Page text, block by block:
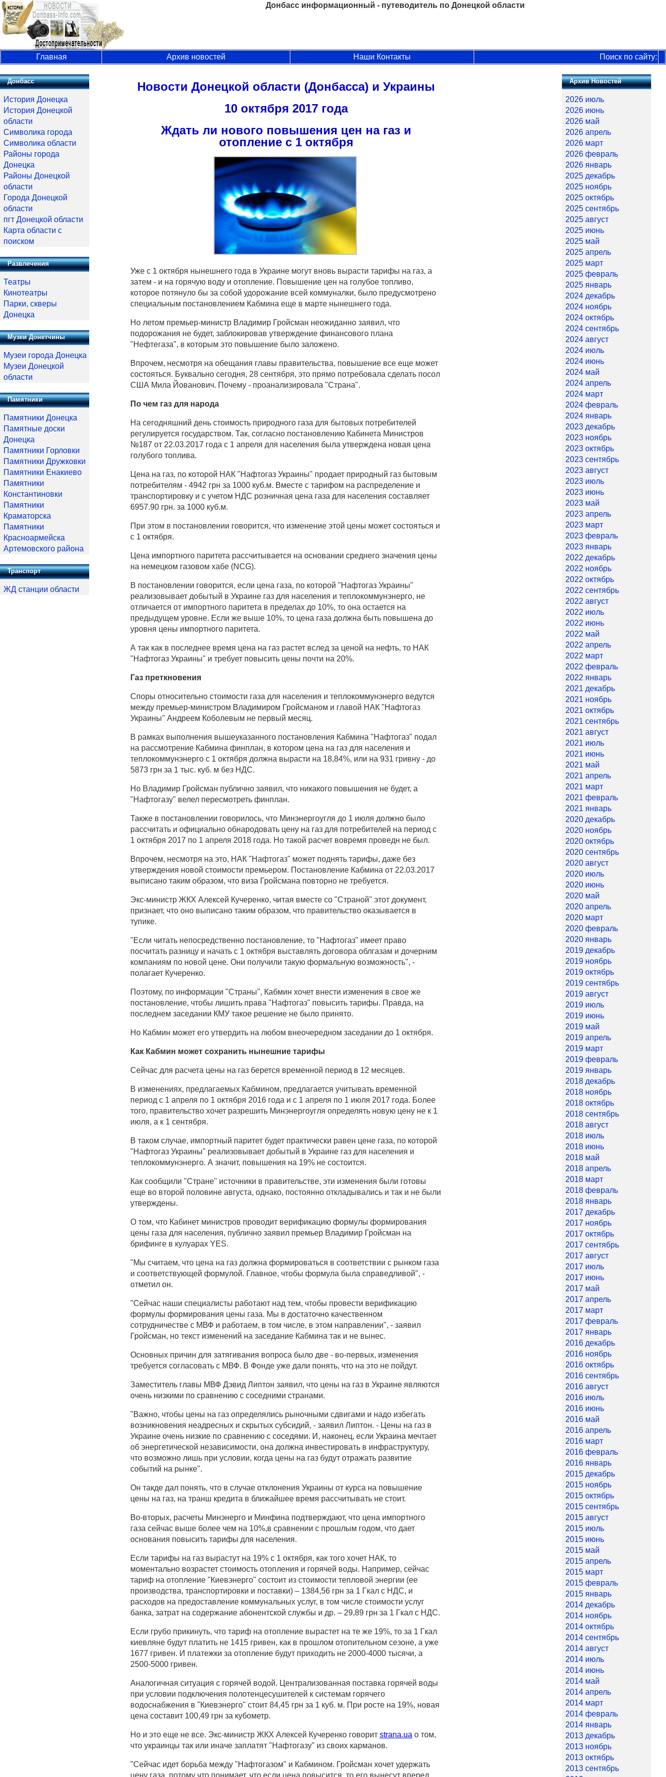
Донбасс информационный - путеводитель по Донецкой области
Главная Архив новостей Наши Контакты Поиск по сайту:
Новости Донецкой области (Донбасса) и Украины
10 октября 2017 года
Ждать ли нового повышения цен на газ и
отопление с 1 октября
Уже с 1 октября нынешнего года в Украине могут вновь вырасти тарифы на газ, а
затем - и на горячую воду и отопление. Повышение цен на голубое топливо,
которое потянуло бы за собой удорожание всей коммуналки, было предусмотрено
специальным постановлением Кабмина еще в марте нынешнего года.
Но летом премьер-министр Владимир Гройсман неожиданно заявил, что
подорожания не будет, заблокировав утверждение финансового плана
"Нефтегаза", в которым это повышение было заложено.
Впрочем, несмотря на обещания главы правительства, повышение все еще может
состояться. Буквально сегодня, 28 сентября, это прямо потребовала сделать посол
США Мила Йованович. Почему - проанализировала "Страна".
По чем газ для народа
На сегодняшний день стоимость природного газа для бытовых потребителей
регулируется государством. Так, согласно постановлению Кабинета Министров
№187 от 22.03.2017 года с 1 апреля для населения была утверждена новая цена
голубого топлива.
Цена на газ, по которой НАК "Нафтогаз Украины" продает природный газ бытовым
потребителям - 4942 грн за 1000 куб.м. Вместе с тарифом на распределение и
транспортировку и с учетом НДС розничная цена газа для населения составляет
6957.90 грн. за 1000 куб.м.
При этом в постановлении говорится, что изменение этой цены может состояться и
с 1 октября.
Цена импортного паритета рассчитывается на основании среднего значения цены
на немецком газовом хабе (NCG).
В постановлении говорится, если цена газа, по которой "Нафтогаз Украины"
реализовывает добытый в Украине газ для населения и теплокоммунэнерго, не
отличается от импортного паритета в пределах до 10%, то она остается на
предыдущем уровне. Если же выше 10%, то цена газа должна быть повышена до
уровня цены импортного паритета.
А так как в последнее время цена на газ растет вслед за ценой на нефть, то НАК
"Нафтогаз Украины" и требует повысить цены почти на 20%.
Газ преткновения
Споры относительно стоимости газа для населения и теплокоммунэнерго ведутся
между премьер-министром Владимиром Гройсманом и главой НАК "Нафтогаз
Украины" Андреем Коболевым не первый месяц.
В рамках выполнения вышеуказанного постановления Кабмина "Нафтогаз" подал
на рассмотрение Кабмина финплан, в котором цена на газ для населения и
теплокоммунэнерго с 1 октября должна вырасти на 18,84%, или на 931 гривну - до
5873 грн за 1 тыс. куб. м без НДС.
Но Владимир Гройсман публично заявил, что никакого повышения не будет, а
"Нафтогазу" велел пересмотреть финплан.
Также в постановлении говорилось, что Минэнергоугля до 1 июля должно было
рассчитать и официально обнародовать цену на газ для потребителей на период с
1 октября 2017 по 1 апреля 2018 года. Но такой расчет вовремя проведн не был.
Впрочем, несмотря на это, НАК "Нафтогаз" может поднять тарифы, даже без
утверждения новой стоимости премьером. Постановление Кабмина от 22.03.2017
выписано таким образом, что виза Гройсмана повторно не требуется.
Экс-министр ЖКХ Алексей Кучеренко, читая вместе со "Страной" этот документ,
признает, что оно выписано таким образом, что правительство оказывается в
тупике.
"Если читать непосредственно постановление, то "Нафтогаз" имеет право
посчитать разницу и начать с 1 октября выставлять договора облгазам и дочерним
компаниям по новой цене. Они получили такую формальную возможность", -
полагает Кучеренко.
Поэтому, по информации "Страны", Кабмин хочет внести изменения в свое же
постановление, чтобы лишить права "Нафтогаз" повысить тарифы. Правда, на
последнем заседании КМУ такое решение не было принято.
Но Кабмин может его утвердить на любом внеочередном заседании до 1 октября.
Как Кабмин может сохранить нынешние тарифы
Сейчас для расчета цены на газ берется временной период в 12 месяцев.
В изменениях, предлагаемых Кабмином, предлагается учитывать временной
период с 1 апреля по 1 октября 2016 года и с 1 апреля по 1 июля 2017 года. Более
того, правительство хочет разрешить Минэнергоугля определять новую цену не к 1
июля, а к 1 сентября.
В таком случае, импортный паритет будет практически равен цене газа, по которой
"Нафтогаз Украины" реализовывает добытый в Украине газ для населения и
теплокоммунэнерго. А значит, повышения на 19% не состоится.
Как сообщили "Стране" источники в правительстве, эти изменения были готовы
еще во второй половине августа, однако, постоянно откладывались и так и не были
утверждены.
О том, что Кабинет министров проводит верификацию формулы формирования
цены газа для населения, публично заявил премьер Владимир Гройсман на
брифинге в кулуарах YES.
"Мы считаем, что цена на газ должна формироваться в соответствии с рынком газа
и соответствующей формулой. Главное, чтобы формула была справедливой", -
отметил он.
"Сейчас наши специалисты работают над тем, чтобы провести верификацию
формулы формирования цены газа. Мы в достаточно качественном
сотрудничестве с МВФ и работаем, в том числе, в этом направлении", - заявил
Гройсман, но текст изменений на заседание Кабмина так и не вынес.
Основных причин для затягивания вопроса было две - во-первых, изменения
требуется согласовать с МВФ. В Фонде уже дали понять, что на это не пойдут.
Заместитель главы МВФ Дэвид Липтон заявил, что цены на газ в Украине являются
очень низкими по сравнению с соседними странами.
"Важно, чтобы цены на газ определялись рыночными сдвигами и надо избегать
возникновения неадресных и скрытых субсидий, - заявил Липтон. - Цены на газ в
Украине очень низкие по сравнению с соседями. И, наконец, если Украина мечтает
об энергетической независимости, она должна инвестировать в инфраструктуру,
что возможно лишь при условии, когда цены на газ будут отражать развитие
событий на рынке".
Он такде дал понять, что в случае отклонения Украины от курса на повышение
цены на газ, на транш кредита в ближайшее время рассчитывать не стоит.
Во-вторых, расчеты Минэнерго и Минфина подтверждают, что цена импортного
газа сейчас выше более чем на 10%,в сравнении с прошлым годом, что дает
основания повысить тарифы для населения.
Если тарифы на газ вырастут на 19% с 1 октября, как того хочет НАК, то
моментально возрастет стоимость отопления и горячей воды. Например, сейчас
тариф на отопление "Киевэнерго" состоит из стоимости тепловой энергии (ее
производства, транспортировки и поставки) – 1384,56 грн за 1 Гкал с НДС, и
расходов на предоставление коммунальных услуг, в том числе стоимости услуг
банка, затрат на содержание абонентской службы и др. – 29,89 грн за 1 Гкал с НДС.
Если грубо прикинуть, что тариф на отопление вырастет на те же 19%, то за 1 Гкал
киевляне будут платить не 1415 гривен, как в прошлом отопительном сезоне, а уже
1677 гривен. И платежки за отопление будут приходить не 2000-4000 тысячи, а
2500-5000 гривен.
Аналогичная ситуация с горячей водой. Централизованная поставка горячей воды
при условии подключения полотенцесушителей к системам горячего
водоснабжения в "Киевэнерго" стоит 84,45 грн за 1 куб. м. При росте на 19%, новая
цена составит 100,49 грн за кубометр.
Но и это еще не все. Экс-министр ЖКХ Алексей Кучеренко говорит strana.ua о том,
что украинцы так или иначе заплатят "Нафтогазу" из своих карманов.
"Сейчас идет борьба между "Нафтогазом" и Кабмином. Гройсман хочет удержать
цену газа, потому что понимает, что если цена повысится, то его вынесут вперед
Донбасс
История Донецка
История Донецкой
области
Символика города
Символика области
Районы города
Донецка
Районы Донецкой
области
Города Донецкой
области
пгт Донецкой области
Карта области с
поиском
Развлечения
Театры
Кинотеатры
Парки, скверы
Донецка
Музеи Донетчины
Музеи города Донецка
Музеи Донецкой
области
Памятники
Памятники Донецка
Памятные доски
Донецка
Памятники Горловки
Памятники Дружковки
Памятники Енакиево
Памятники
Константиновки
Памятники
Краматорска
Памятники
Красноармейска
Артемовского района
Транспорт
ЖД станции области
Архив Новостей
2026 июль
2026 июнь
2026 май
2026 апрель
2026 март
2026 февраль
2026 январь
2025 декабрь
2025 ноябрь
2025 октябрь
2025 сентябрь
2025 август
2025 июнь
2025 май
2025 апрель
2025 март
2025 февраль
2025 январь
2024 декабрь
2024 ноябрь
2024 октябрь
2024 сентябрь
2024 август
2024 июль
2024 июнь
2024 май
2024 апрель
2024 март
2024 февраль
2024 январь
2023 декабрь
2023 ноябрь
2023 октябрь
2023 сентябрь
2023 август
2023 июль
2023 июнь
2023 май
2023 апрель
2023 март
2023 февраль
2023 январь
2022 декабрь
2022 ноябрь
2022 октябрь
2022 сентябрь
2022 август
2022 июль
2022 июнь
2022 май
2022 апрель
2022 март
2022 февраль
2022 январь
2021 декабрь
2021 ноябрь
2021 октябрь
2021 сентябрь
2021 август
2021 июль
2021 июнь
2021 май
2021 апрель
2021 март
2021 февраль
2021 январь
2020 декабрь
2020 ноябрь
2020 октябрь
2020 сентябрь
2020 август
2020 июль
2020 июнь
2020 май
2020 апрель
2020 март
2020 февраль
2020 январь
2019 декабрь
2019 ноябрь
2019 октябрь
2019 сентябрь
2019 август
2019 июль
2019 июнь
2019 май
2019 апрель
2019 март
2019 февраль
2019 январь
2018 декабрь
2018 ноябрь
2018 октябрь
2018 сентябрь
2018 август
2018 июль
2018 июнь
2018 май
2018 апрель
2018 март
2018 февраль
2018 январь
2017 декабрь
2017 ноябрь
2017 октябрь
2017 сентябрь
2017 август
2017 июль
2017 июнь
2017 май
2017 апрель
2017 март
2017 февраль
2017 январь
2016 декабрь
2016 ноябрь
2016 октябрь
2016 сентябрь
2016 август
2016 июль
2016 июнь
2016 май
2016 апрель
2016 март
2016 февраль
2016 январь
2015 декабрь
2015 ноябрь
2015 октябрь
2015 сентябрь
2015 август
2015 июль
2015 июнь
2015 май
2015 апрель
2015 март
2015 февраль
2015 январь
2014 декабрь
2014 ноябрь
2014 октябрь
2014 сентябрь
2014 август
2014 июль
2014 июнь
2014 май
2014 апрель
2014 март
2014 февраль
2014 январь
2013 декабрь
2013 ноябрь
2013 октябрь
2013 сентябрь